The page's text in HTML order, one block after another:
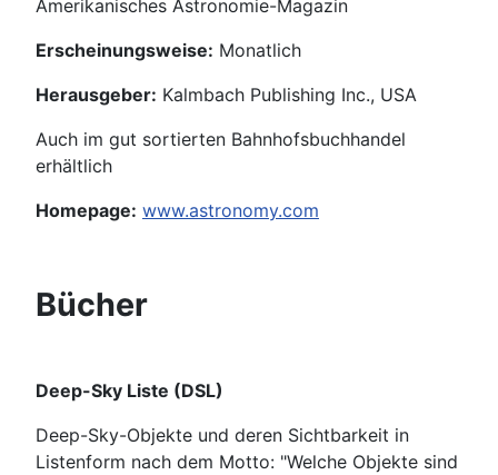
Amerikanisches Astronomie-Magazin
Erscheinungsweise: Monatlich
Herausgeber: Kalmbach Publishing Inc., USA
Auch im gut sortierten Bahnhofsbuchhandel
erhältlich
Homepage: www.astronomy.com
Bücher
Deep-Sky Liste (DSL)
Deep-Sky-Objekte und deren Sichtbarkeit in
Listenform nach dem Motto: "Welche Objekte sind